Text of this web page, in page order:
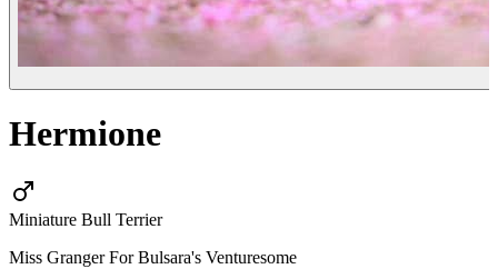
Hermione
Miniature Bull Terrier
Miss Granger For Bulsara's Venturesome